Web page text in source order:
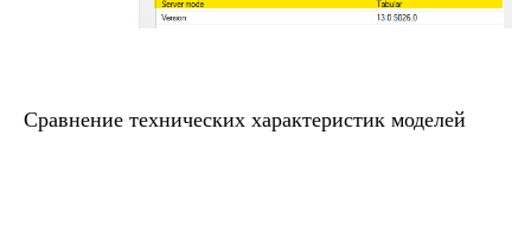
Сравнение технических характеристик моделей